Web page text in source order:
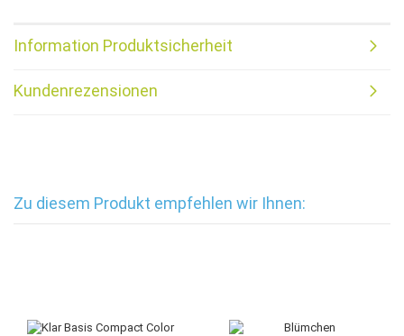
Information Produktsicherheit
Kundenrezensionen
Zu diesem Produkt empfehlen wir Ihnen: